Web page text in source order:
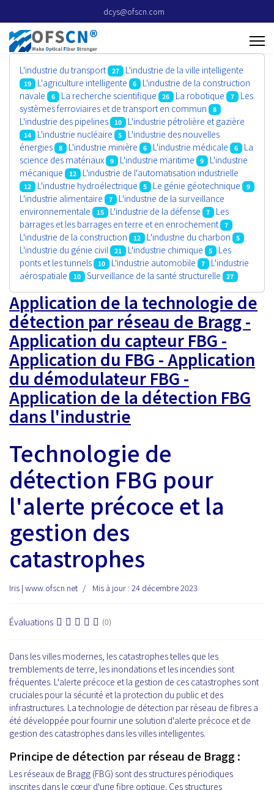
dcys@ofscn.com
L'industrie du transport 27 L'industrie de la ville intelligente
19 L'agriculture intelligente 6
L'industrie de la construction
navale
6 La recherche scientifique 26 La robotique 7
Les
systèmes ferroviaires et de transport en commun
8
L'industrie des pipelines 10 L'industrie pétrolière et gazière
14 L'industrie nucléaire 5
L'industrie des nouvelles
énergies
8 L'industrie minière 6 L'industrie médicale 6
La
science des matériaux
9 L'industrie maritime 9
L'industrie
mécanique
12 L'industrie de l'automatisation industrielle
12 L'industrie hydroélectrique 5 Le génie géotechnique 9
L'industrie alimentaire 7
L'industrie de la surveillance
environnementale
15 L'industrie de la défense 7
Les
barrages et les barrages en terre et en enrochement
7
L'industrie de la construction 12 L'industrie du charbon 5
L'industrie du génie civil 21 L'industrie chimique 5
Les
ponts et les tunnels
10 L'industrie automobile 7
L'industrie
aérospatiale
10 Surveillance de la santé structurelle 27
Application de la technologie de
détection par réseau de Bragg -
Application du capteur FBG -
Application du FBG - Application
du démodulateur FBG -
Application de la détection FBG
dans l'industrie
Technologie de
détection FBG pour
l'alerte précoce et la
gestion des
catastrophes
Iris | www.ofscn.net Mis à jour : 24 décembre 2023
Évaluations (0)
Dans les villes modernes, les catastrophes telles que les
tremblements de terre, les inondations et les incendies sont
fréquentes. L'alerte précoce et la gestion de ces catastrophes sont
cruciales pour la sécurité et la protection du public et des
infrastructures. La technologie de détection par réseau de fibres a
été développée pour fournir une solution d'alerte précoce et de
gestion des catastrophes dans les villes intelligentes.
Principe de détection par réseau de Bragg :
Les réseaux de Bragg (FBG) sont des structures périodiques
inscrites dans le cœur d'une fibre optique. Ces structures